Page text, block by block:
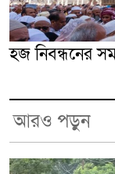
হজ নিবন্ধনের
আরও পড়ুন